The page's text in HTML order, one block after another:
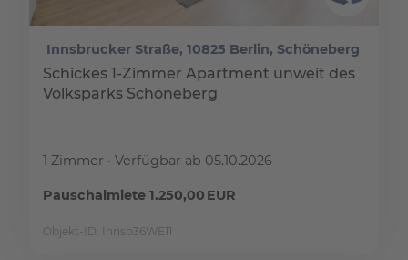
Innsbrucker Straße, 10825 Berlin, Schöneberg
Schickes 1-Zimmer Apartment unweit des
Volksparks Schöneberg
1 Zimmer Verfügbar ab 05.10.2026
Pauschalmiete 1.250,00 EUR
Objekt-ID: Innsb36WE11